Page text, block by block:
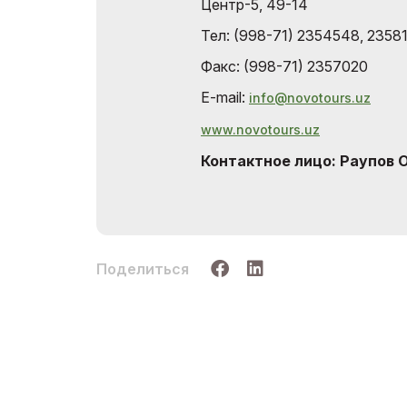
Центр-5, 49-14
Тел: (998-71) 2354548,
Факс: (998-71) 2357020
E-mail: info@novotours.uz
www.novotours.uz
Контактное лицо:
Поделиться